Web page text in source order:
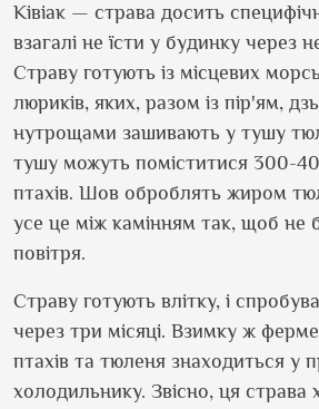
Ківіак — страва досить
взагалі не їсти у будинку через
Страву готують із місцевих
люриків, яких, разом із пір'ям,
нутрощами зашивають у тушу
тушу можуть поміститися 300-
птахів. Шов оброблять жиром
усе це між камінням так, щоб не
повітря.
Страву готують влітку, і
через три місяці. Взимку ж
птахів та тюленя знаходиться у
холодильнику. Звісно, ця страва